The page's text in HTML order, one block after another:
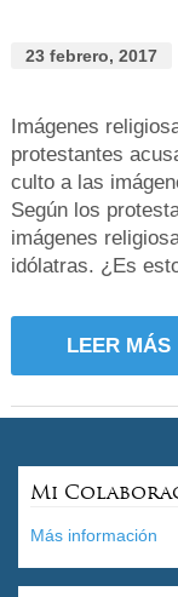
23 febrero, 2017
Imágenes
protestantes
culto a las
Según los
imágenes
idólatras. ¿Es
LEER MÁS
Mi
Más información